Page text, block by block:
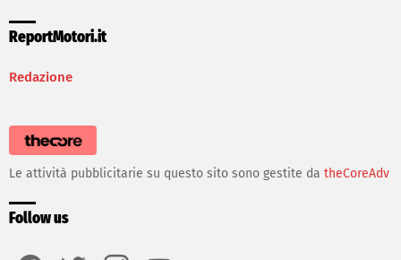
ReportMotori.it
Redazione
Le attività pubblicitarie su questo sito sono gestite da theCoreAdv
Follow us